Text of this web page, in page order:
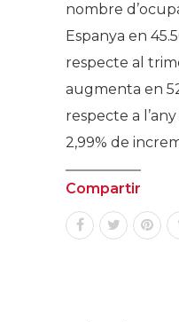
nombre
Espanya en
respecte al
augmenta en
respecte a
2,99% de
Compartir